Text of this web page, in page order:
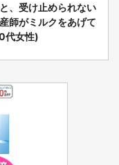
、受け止められない
師がミルクをあげて
代女性)